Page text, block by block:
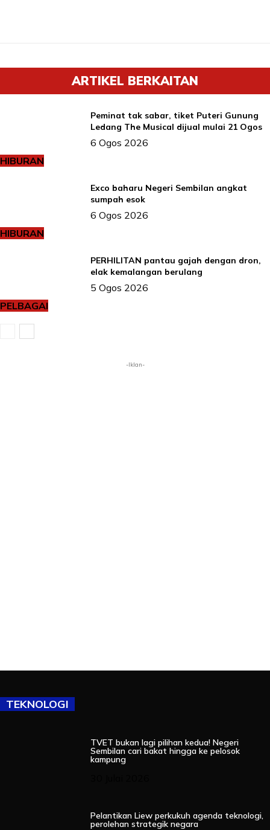
ARTIKEL BERKAITAN
HIBURAN
Peminat tak sabar, tiket Puteri Gunung
Ledang The Musical dijual mulai 21 Ogos
6 Ogos 2026
HIBURAN
Exco baharu Negeri Sembilan angkat
sumpah esok
6 Ogos 2026
PELBAGAI
PERHILITAN pantau gajah dengan dron,
elak kemalangan berulang
5 Ogos 2026
-Iklan-
TEKNOLOGI
TVET bukan lagi pilihan kedua! Negeri
Sembilan cari bakat hingga ke pelosok
kampung
Pelantikan Liew perkukuh agenda teknologi,
perolehan strategik negara